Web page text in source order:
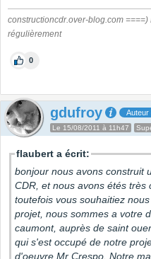
constructioncdr.over-blog.com
régulièrement
0
gdufroy Auteur
Le 15/08/2011 à 11h47
flaubert a écrit:
bonjour nous avons construit
CDR, et nous avons étés très
toutefois vous souhaitiez
projet, nous sommes a votre
caumont, auprès de saint
qui s'est occupé de notre
d'oeuvre Mr Crespo. Notre